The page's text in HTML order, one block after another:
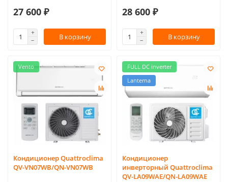
27 600 ₽
В корзину
28 600 ₽
В корзину
Vento
Кондиционер Quattroclima
QV-VN07WB/QN-VN07WB
FULL DC inverter
Lanterna
Кондиционер
инверторный Quattroclima
QV-LA09WAE/QN-LA09WAE